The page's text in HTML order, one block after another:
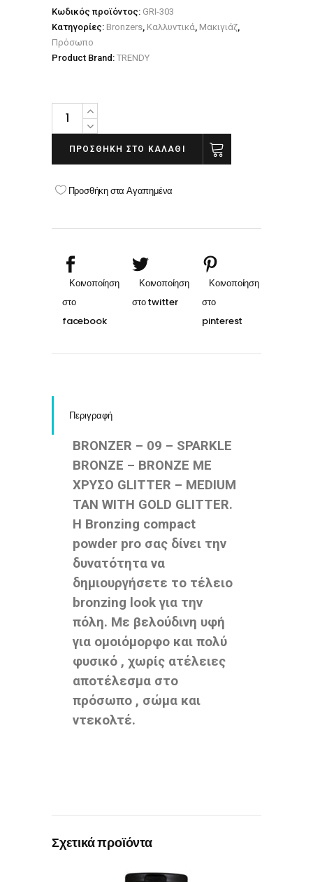
Κωδικός προϊόντος: GRI-303
Κατηγορίες: Bronzers, Καλλυντικά, Μακιγιάζ,
Πρόσωπο
Product Brand: TRENDY
GRIGI
BRONZING
POWDER
PRO
NO
quantity
ΠΡΟΣΘΉΚΗ ΣΤΟ ΚΑΛΆΘΙ
Προσθήκη στα Αγαπημένα
Περιγραφή
BRONZER – 09 – SPARKLE
BRONZE – BRONZE ΜΕ
ΧΡΥΣΟ GLITTER – MEDIUM
TAN WITH GOLD GLITTER.
H Bronzing compact
powder pro σας δίνει την
δυνατότητα να
δημιουργήσετε το τέλειο
bronzing look για την
πόλη. Με βελούδινη υφή
για ομοιόμορφο και πολύ
φυσικό , χωρίς ατέλειες
αποτέλεσμα στο
πρόσωπο , σώμα και
ντεκολτέ.
Σχετικά προϊόντα